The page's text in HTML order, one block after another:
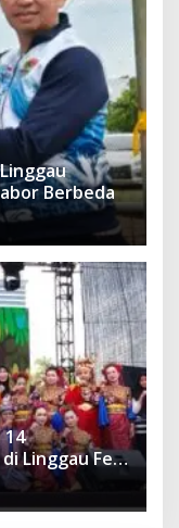
Berbeda
14
Linggau Fest